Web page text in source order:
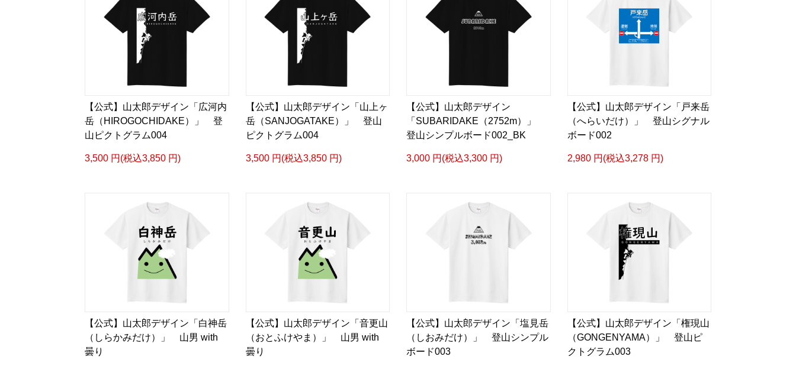
【公式】山太郎デザイン「広河内
岳（HIROGOCHIDAKE）」 登
山ピクトグラム004
3,500 円(税込3,850 円)
【公式】山太郎デザイン「山上ヶ
岳（SANJOGATAKE）」 登山
ピクトグラム004
3,500 円(税込3,850 円)
【公式】山太郎デザイン
「SUBARIDAKE（2752m）」
登山シンプルボード002_BK
3,000 円(税込3,300 円)
【公式】山太郎デザイン「戸来岳
（へらいだけ）」 登山シグナル
ボード002
2,980 円(税込3,278 円)
【公式】山太郎デザイン「白神岳
（しらかみだけ）」 山男 with
曇り
【公式】山太郎デザイン「音更山
（おとふけやま）」 山男 with
曇り
【公式】山太郎デザイン「塩見岳
（しおみだけ）」 登山シンプル
ボード003
【公式】山太郎デザイン「権現山
（GONGENYAMA）」 登山ピ
クトグラム003